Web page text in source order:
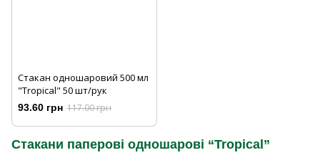
Cтакан одношаровий 500 мл
"Tropical" 50 шт/рук
93.60 грн 117.00 грн
Стакани паперові одношарові “Tropical”